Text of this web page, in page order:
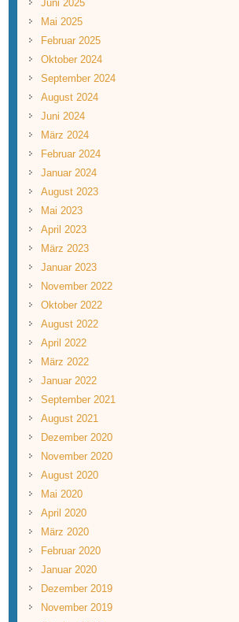
Juni 2025
Mai 2025
Februar 2025
Oktober 2024
September 2024
August 2024
Juni 2024
März 2024
Februar 2024
Januar 2024
August 2023
Mai 2023
April 2023
März 2023
Januar 2023
November 2022
Oktober 2022
August 2022
April 2022
März 2022
Januar 2022
September 2021
August 2021
Dezember 2020
November 2020
August 2020
Mai 2020
April 2020
März 2020
Februar 2020
Januar 2020
Dezember 2019
November 2019